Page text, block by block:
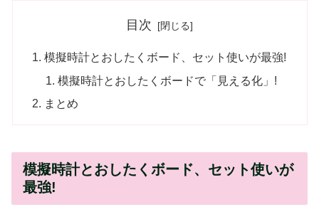
目次
模擬時計とおしたくボード、セット使いが最強!
模擬時計とおしたくボードで「見える化」!
まとめ
模擬時計とおしたくボード、セット使いが
最強!